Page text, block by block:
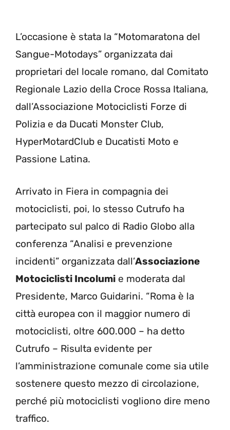
L’occasione è stata la “Motomaratona del
Sangue-Motodays” organizzata dai
proprietari del locale romano, dal Comitato
Regionale Lazio della Croce Rossa Italiana,
dall’Associazione Motociclisti Forze di
Polizia e da Ducati Monster Club,
HyperMotardClub e Ducatisti Moto e
Passione Latina.
Arrivato in Fiera in compagnia dei
motociclisti, poi, lo stesso Cutrufo ha
partecipato sul palco di Radio Globo alla
conferenza “Analisi e prevenzione
incidenti” organizzata dall’Associazione
Motociclisti Incolumi e moderata dal
Presidente, Marco Guidarini. “Roma è la
città europea con il maggior numero di
motociclisti, oltre 600.000 – ha detto
Cutrufo – Risulta evidente per
l’amministrazione comunale come sia utile
sostenere questo mezzo di circolazione,
perché più motociclisti vogliono dire meno
traffico.